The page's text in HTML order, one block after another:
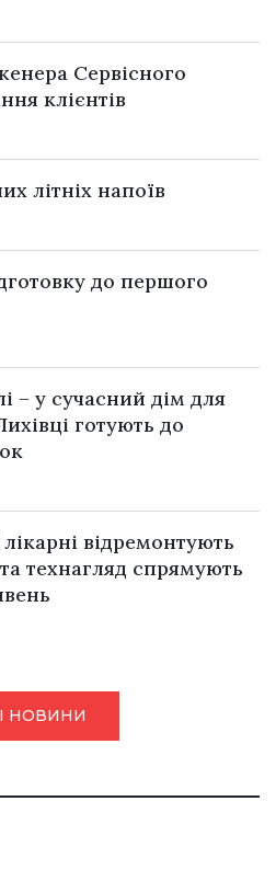
Сервісного
клієнтів
літніх напоїв
до першого
– у сучасний дім для
готують до
лікарні відремонтують
технагляд спрямують
НОВИНИ